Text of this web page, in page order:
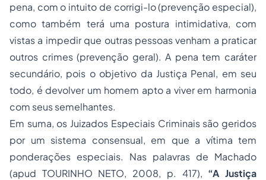
pena, com o intuito de corrigi-lo (prevenção especial),
como também terá uma postura intimidativa, com
vistas a impedir que outras pessoas venham a praticar
outros crimes (prevenção geral). A pena tem caráter
secundário, pois o objetivo da Justiça Penal, em seu
todo, é devolver um homem apto a viver em harmonia
com seus semelhantes.
Em suma, os Juizados Especiais Criminais são geridos
por um sistema consensual, em que a vítima tem
ponderações especiais. Nas palavras de Machado
(apud TOURINHO NETO, 2008, p. 417), “A Justiça